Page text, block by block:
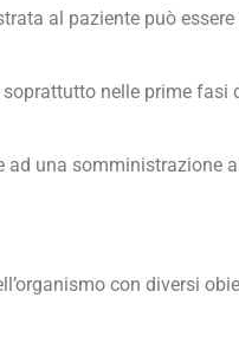
al paziente può
nelle prime fasi
una somministrazione
con diversi